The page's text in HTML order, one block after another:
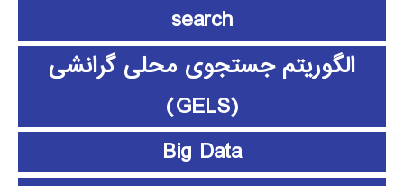
search
الگوریتم جستجوی محلی گرانشی
(GELS)
Big Data